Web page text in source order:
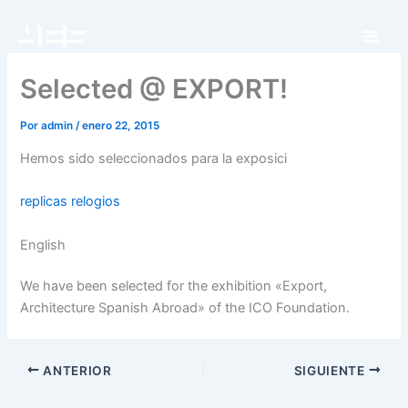
Selected @ EXPORT!
Poradmin/enero 22, 2015
Hemos sido seleccionados para la exposici
replicas relogios
English
We have been selected for the exhibition «Export,
Architecture Spanish Abroad» of the ICO Foundation.
ANTERIOR SIGUIENTE